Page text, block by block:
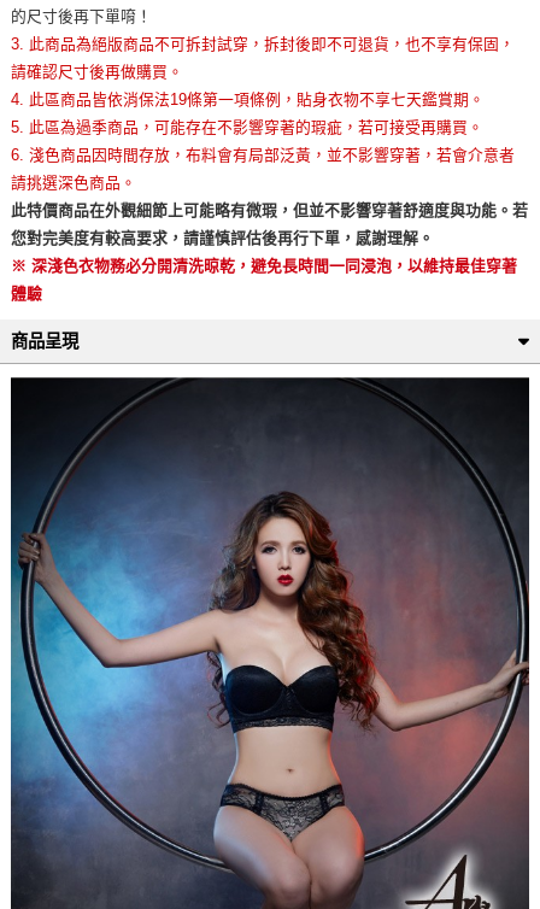
的尺寸後再下單唷！
3. 此商品為絕版商品不可拆封試穿，拆封後即不可退貨，也不享有保固，
請確認尺寸後再做購買。
4. 此區商品皆依消保法19條第一項條例，貼身衣物不享七天鑑賞期。
5. 此區為過季商品，可能存在不影響穿著的瑕疵，若可接受再購買。
6. 淺色商品因時間存放，布料會有局部泛黃，並不影響穿著，若會介意者
請挑選深色商品。
此特價商品在外觀細節上可能略有微瑕，但並不影響穿著舒適度與功能。若
您對完美度有較高要求，請謹慎評估後再行下單，感謝理解。
※ 深淺色衣物務必分開清洗晾乾，避免長時間一同浸泡，以維持最佳穿著
體驗
商品呈現